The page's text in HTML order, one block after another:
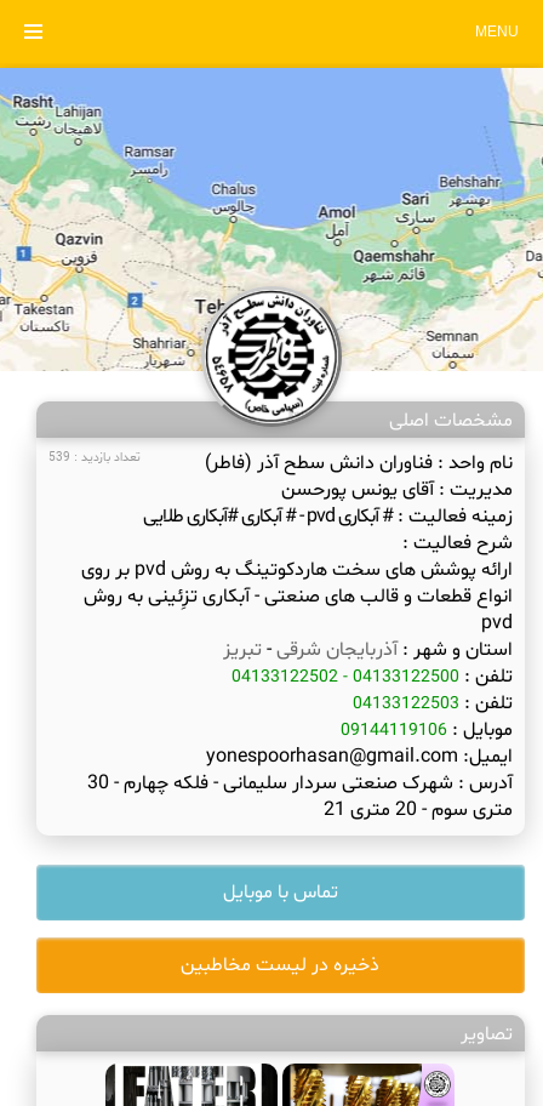
MENU
مشخصات اصلی
تعداد بازدید : 539 نام واحد :فناوران دانش سطح آذر (فاطر)
مدیریت :آقای یونس پورحسن
زمینه فعالیت :# آبکاری pvd - # آبکاری #آبکاری طلایی
شرح فعالیت :
ارائه پوشش های سخت هاردکوتینگ به روش pvd بر روی
انواع قطعات و قالب های صنعتی - آبکاری تزِئینی به روش
pvd
استان و شهر :آذربایجان شرقی- تبریز
تلفن : 04133122500 - 04133122502
تلفن : 04133122503
موبایل :09144119106
ایمیل: yonespoorhasan@gmail.com
آدرس :
شهرک صنعتی سردار سلیمانی - فلکه چهارم - 30
متری سوم - 20 متری 21
تماس با موبایل
ذخیره در لیست مخاطبین
تصاویر